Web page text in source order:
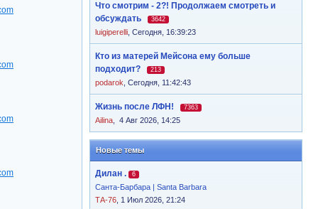
Что смотрим - 2?! Продолжаем смотреть и
обсуждать
3642
luigiperelli Сегодня, 16:39:23
Кто из матерей Мейсона ему больше
подходит?
213
podarok Сегодня, 11:42:43
Жизнь после ЛФН! 7363
Ailina 4 Авг 2026, 14:25
Новые темы
Дилан . 6
Санта-Барбара | Santa Barbara
ТА-76 , 1 Июл 2026, 21:24